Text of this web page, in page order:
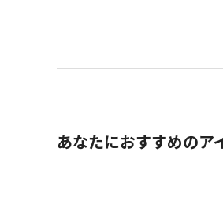
あなたにおすすめのア